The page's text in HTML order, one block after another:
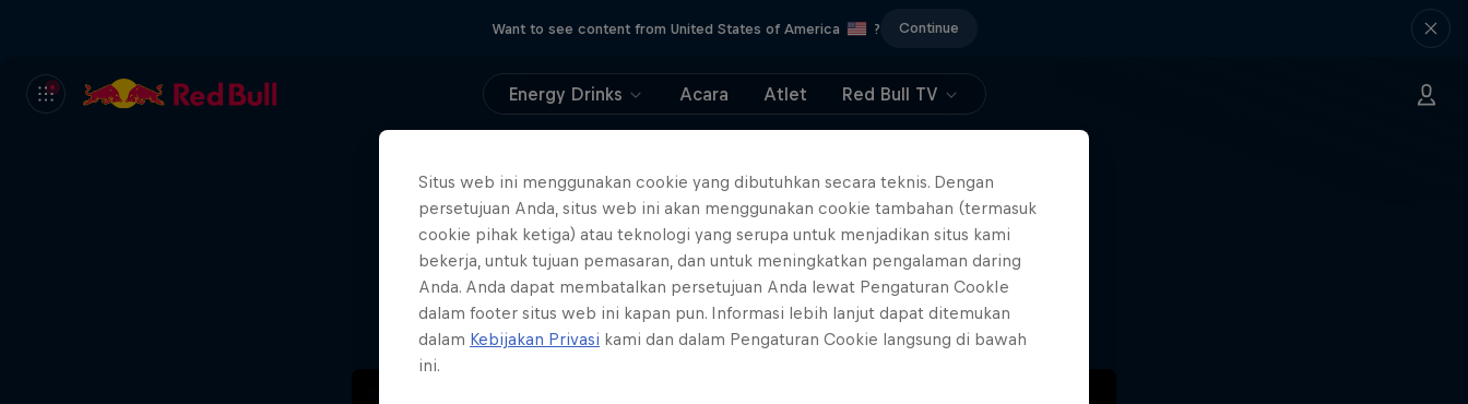
Want to see content from United States of America ? Continue
Energy Drinks Acara Atlet Red Bull TV
404
Well, this is embarrassing.
Where did the page go?!
Situs web ini menggunakan cookie yang dibutuhkan secara teknis. Dengan
persetujuan Anda, situs web ini akan menggunakan cookie tambahan (termasuk
cookie pihak ketiga) atau teknologi yang serupa untuk menjadikan situs kami
bekerja, untuk tujuan pemasaran, dan untuk meningkatkan pengalaman daring
Anda. Anda dapat membatalkan persetujuan Anda lewat Pengaturan CookIe
dalam footer situs web ini kapan pun. Informasi lebih lanjut dapat ditemukan
dalam Kebijakan Privasi kami dan dalam Pengaturan Cookie langsung di bawah
ini.